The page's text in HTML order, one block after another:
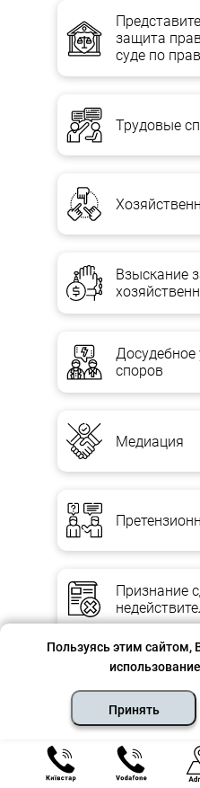
Имущество коллективного
между участниками
предусмотренном Законом о
защита
суде по
Трудовые
Взыскание
Досудебное
споров
Медиация
Признание
суде
Пользуясь этим сайтом,
Принять